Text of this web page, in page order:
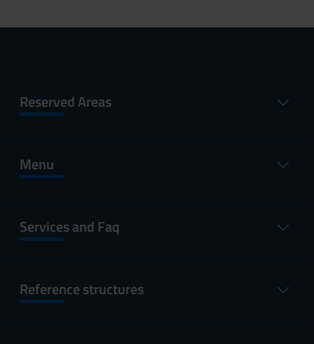
Reserved Areas
Menu
Services and Faq
Reference structures